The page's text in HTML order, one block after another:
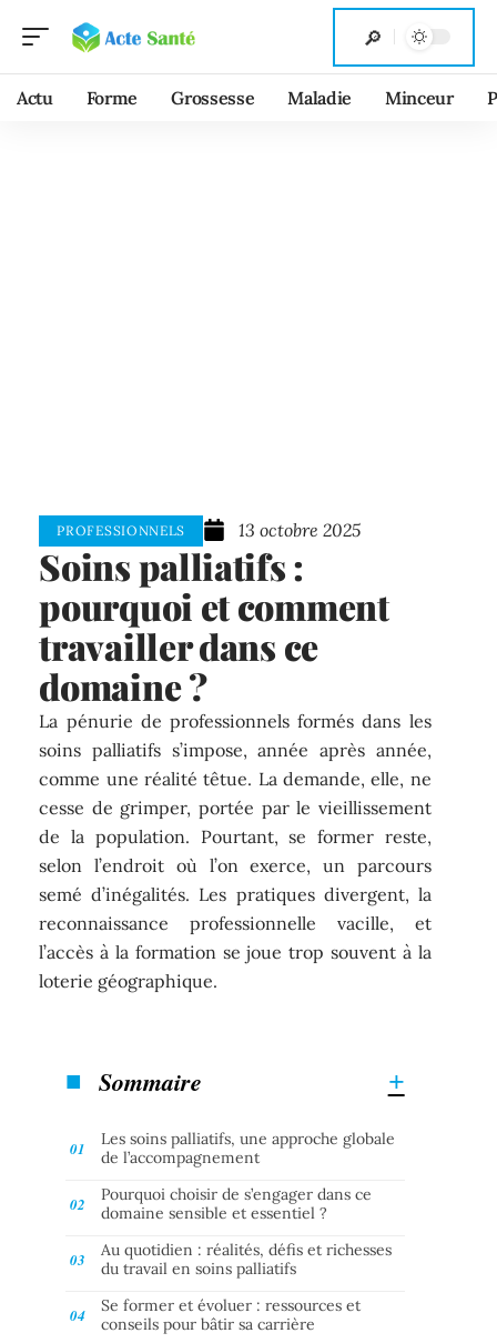
Actu Forme Grossesse Maladie Minceur
PROFESSIONNELS 13 octobre 2025
Soins palliatifs :
pourquoi et comment
travailler dans ce
domaine ?
La pénurie de professionnels formés dans les
soins palliatifs s’impose, année après année,
comme une réalité têtue. La demande, elle, ne
cesse de grimper, portée par le vieillissement
de la population. Pourtant, se former reste,
selon l’endroit où l’on exerce, un parcours
semé d’inégalités. Les pratiques divergent, la
reconnaissance professionnelle vacille, et
l’accès à la formation se joue trop souvent à la
loterie géographique.
Sommaire
Les soins palliatifs, une approche globale
de l’accompagnement
Pourquoi choisir de s’engager dans ce
domaine sensible et essentiel ?
Au quotidien : réalités, défis et richesses
du travail en soins palliatifs
Se former et évoluer : ressources et
conseils pour bâtir sa carrière